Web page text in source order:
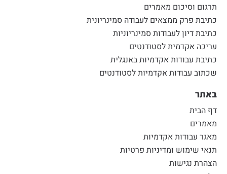
תרגום וסיכום מאמרים
כתיבת פרק ממצאים לעבודה סמינריונית
כתיבת דיון לעבודות סמינריוניות
עריכה אקדמית לסטודנטים
כתיבת עבודות אקדמיות באנגלית
שכתוב עבודות אקדמיות לסטודנטים
באתר
דף הבית
מאמרים
מאגר עבודות אקדמיות
תנאי שימוש ומדיניות פרטיות
הצהרת נגישות